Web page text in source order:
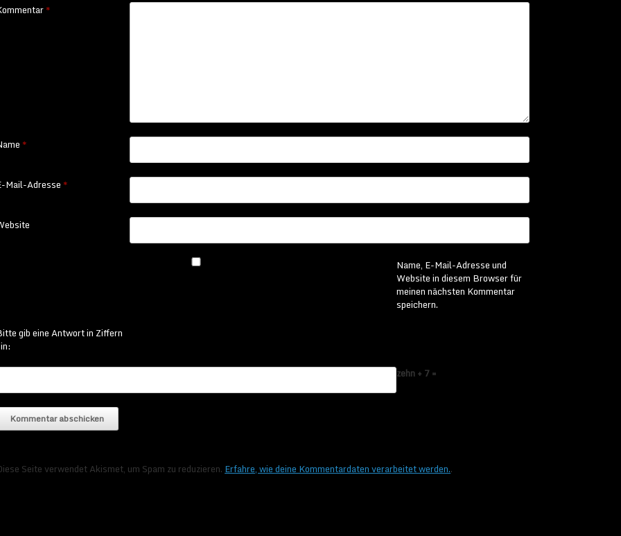
*
*
Mail-Adresse*
Name, E-Mail-Adresse und
Website in diesem Browser für
meinen nächsten Kommentar
speichern.
gib eine Antwort in Ziffern
zehn + 7 =
Seite verwendet Akismet, um Spam zu reduzieren. Erfahre, wie deine Kommentardaten verarbeitet werden..